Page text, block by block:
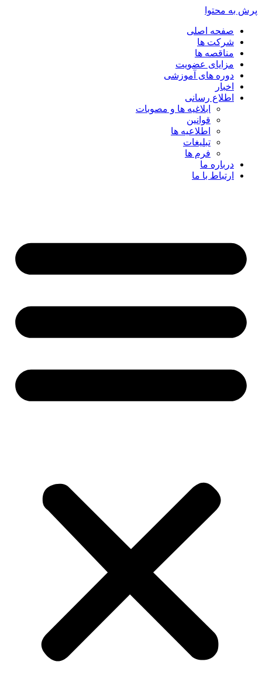
پرش به محتوا
صفحه اصلی
شرکت ها
مناقصه ها
مزایای عضویت
دوره های آموزشی
اخبار
اطلاع رسانی
ابلاغیه ها و مصوبات
قوانین
اطلاعیه ها
تبلیغات
فرم ها
درباره ما
ارتباط با ما